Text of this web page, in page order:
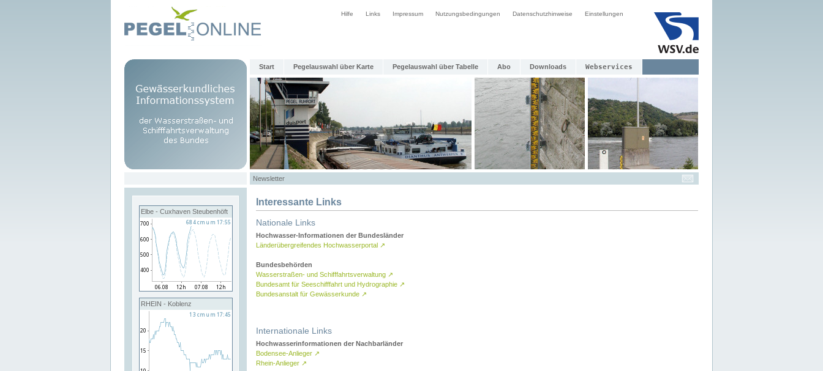
Hilfe Links Impressum Nutzungsbedingungen Datenschutzhinweise Einstellungen
Start Pegelauswahl über Karte Pegelauswahl über Tabelle Abo Downloads Webservices
Newsletter
Elbe - Cuxhaven Steubenhöft
RHEIN - Koblenz
Interessante Links
Nationale Links
Hochwasser-Informationen der Bundesländer
Länderübergreifendes Hochwasserportal ↗
Bundesbehörden
Wasserstraßen- und Schifffahrtsverwaltung ↗
Bundesamt für Seeschifffahrt und Hydrographie ↗
Bundesanstalt für Gewässerkunde ↗
Internationale Links
Hochwasserinformationen der Nachbarländer
Bodensee-Anlieger ↗
Rhein-Anlieger ↗